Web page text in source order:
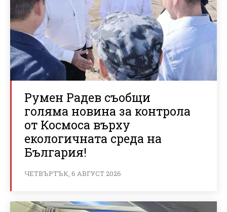
Румен Радев съобщи
голяма новина за контрола
от Космоса върху
екологичната среда на
България!
ЧЕТВЪРТЪК, 6 АВГУСТ 2026